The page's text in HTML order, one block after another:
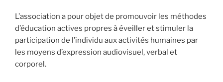
L’association a pour objet de promouvoir les méthodes
d’éducation actives propres à éveiller et stimuler la
participation de l’individu aux activités humaines par
les moyens d’expression audiovisuel, verbal et
corporel.